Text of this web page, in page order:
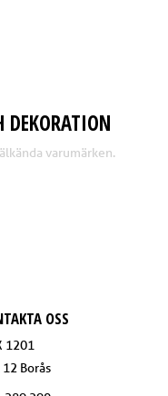
DEKORATION
varumärken.
OSS
1201
Borås